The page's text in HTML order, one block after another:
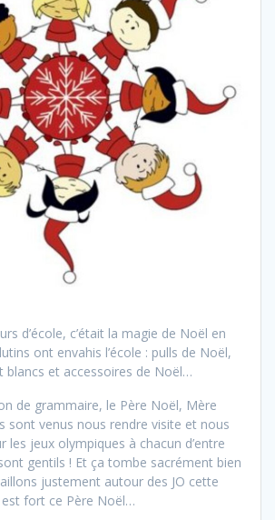
d’école, c’était la magie de Noël en
ont envahis l’école : pulls de Noël,
blancs et accessoires de Noël…
de grammaire, le Père Noël, Mère
sont venus nous rendre visite et nous
les jeux olympiques à chacun d’entre
gentils ! Et ça tombe sacrément bien
justement autour des JO cette
fort ce Père Noël…